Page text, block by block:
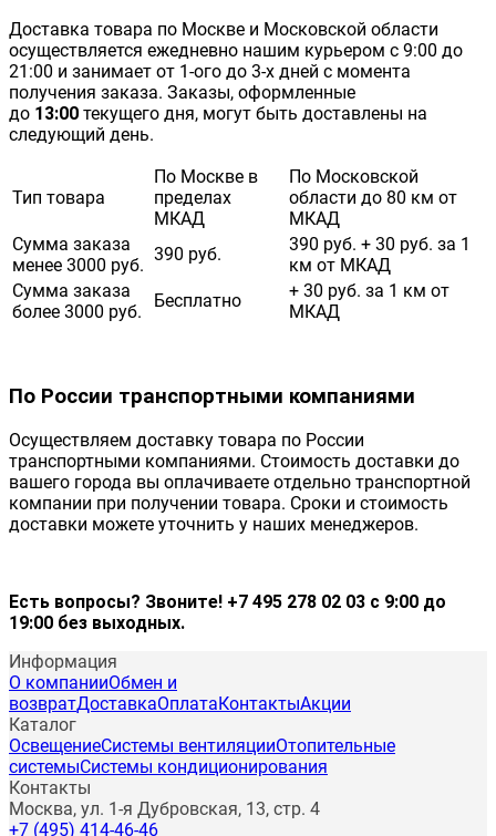
Доставка товара по Москве и Московской области
осуществляется ежедневно нашим курьером с 9:00 до
21:00 и занимает от 1-ого до 3-х дней с момента
получения заказа. Заказы, оформленные
до 13:00 текущего дня, могут быть доставлены на
следующий день.
Тип товара
По Москве в
пределах
МКАД
По Московской
области до 80 км от
МКАД
Сумма заказа
менее 3000 руб.
390 руб.
390 руб. + 30 руб. за 1
км от МКАД
Сумма заказа
более 3000 руб.
Бесплатно
+ 30 руб. за 1 км от
МКАД
По России транспортными компаниями
Осуществляем доставку товара по России
транспортными компаниями. Стоимость доставки до
вашего города вы оплачиваете отдельно транспортной
компании при получении товара. Сроки и стоимость
доставки можете уточнить у наших менеджеров.
Есть вопросы? Звоните! +7 495 278 02 03 с 9:00 до
19:00 без выходных.
Информация
О компанииОбмен и
возвратДоставкаОплата КонтактыАкции
Каталог
ОсвещениеСистемы вентиляцииОтопительные
системыСистемы кондиционирования
Контакты
Москва, ул. 1-я Дубровская, 13, стр. 4
+7 (495) 414-46-46